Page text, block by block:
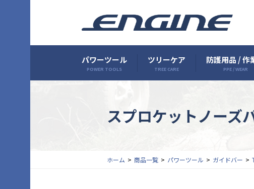
パワーツール
POWER TOOLS
ツリーケア
TREE CARE
防護用品 / 作
PPE / WEAR
スプロケットノーズ
ホーム 商品一覧 パワーツール ガイドバー